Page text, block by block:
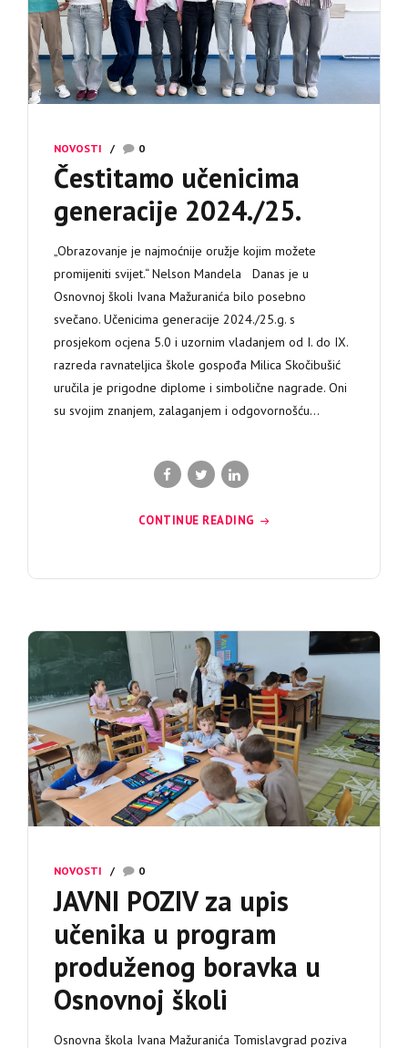
NOVOSTI 0
Čestitamo učenicima
generacije 2024./25.
„Obrazovanje je najmoćnije oružje kojim možete
promijeniti svijet.“ Nelson Mandela Danas je u
Osnovnoj školi Ivana Mažuranića bilo posebno
svečano. Učenicima generacije 2024./25.g. s
prosjekom ocjena 5.0 i uzornim vladanjem od I. do IX.
razreda ravnateljica škole gospođa Milica Skočibušić
uručila je prigodne diplome i simbolične nagrade. Oni
su svojim znanjem, zalaganjem i odgovornošću...
CONTINUE READING
NOVOSTI 0
JAVNI POZIV za upis
učenika u program
produženog boravka u
Osnovnoj školi
Osnovna škola Ivana Mažuranića Tomislavgrad poziva